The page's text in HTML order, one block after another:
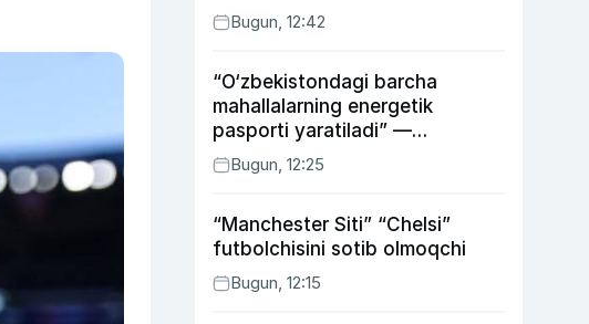
Bugun, 12:42
“O‘zbekistondagi barcha
mahallalarning energetik
pasporti yaratiladi” —
energetika vaziri
Bugun, 12:25
“Manchester Siti” “Chelsi”
futbolchisini sotib olmoqchi
Bugun, 12:15